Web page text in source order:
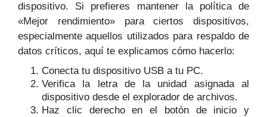
dispositivo. Si prefieres mantener la política de
«Mejor rendimiento» para ciertos dispositivos,
especialmente aquellos utilizados para respaldo de
datos críticos, aquí te explicamos cómo hacerlo:
Conecta tu dispositivo USB a tu PC.
Verifica la letra de la unidad asignada al
dispositivo desde el explorador de archivos.
Haz clic derecho en el botón de inicio y